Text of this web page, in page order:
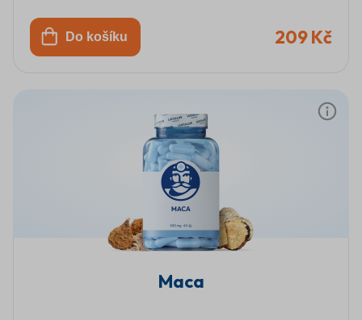
Do košíku 209 Kč
Maca